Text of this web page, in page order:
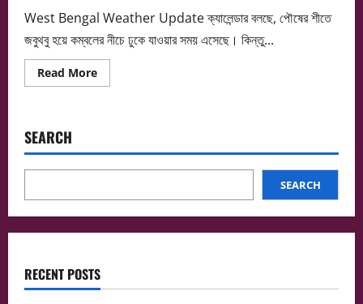
West Bengal Weather Update ক্যালেন্ডার বলছে, পৌষের শীতে
জবুথবু হয়ে কম্বলের নীচে ঢুকে যাওয়ার সময় এসেছে। কিন্তু...
Read MoreRead
more
হবে
SEARCH
SEARCH
RECENT POSTS